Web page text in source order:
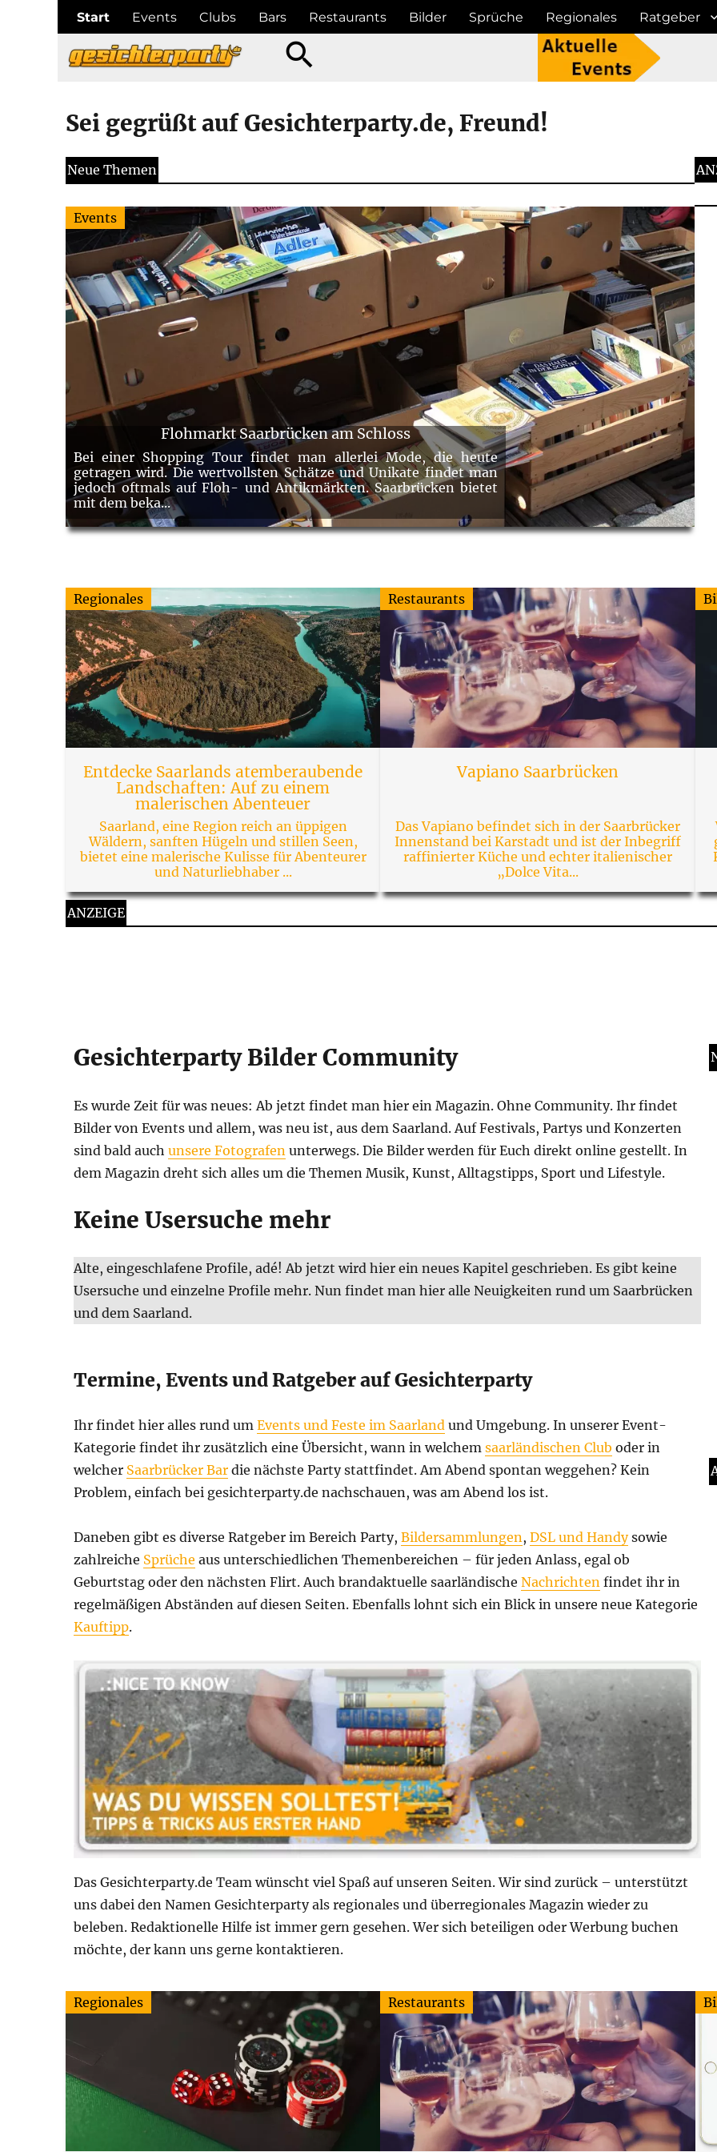
Start Events Clubs Bars Restaurants Bilder Sprüche Regionales Ratgeber
search
Sei gegrüßt auf Gesichterparty.de, Freund!
Neue Themen
Events
Flohmarkt Saarbrücken am Schloss
Bei einer Shopping Tour findet man allerlei Mode, die heute
getragen wird. Die wertvollsten Schätze und Unikate findet man
jedoch oftmals auf Floh- und Antikmärkten. Saarbrücken bietet
mit dem beka...
Regionales
Entdecke Saarlands atemberaubende
Landschaften: Auf zu einem
malerischen Abenteuer
Saarland, eine Region reich an üppigen
Wäldern, sanften Hügeln und stillen Seen,
bietet eine malerische Kulisse für Abenteurer
und Naturliebhaber ...
Restaurants
Vapiano Saarbrücken
Das Vapiano befindet sich in der Saarbrücker
Innenstand bei Karstadt und ist der Inbegriff
raffinierter Küche und echter italienischer
„Dolce Vita...
ANZEIGE
Gesichterparty Bilder Community
Es wurde Zeit für was neues: Ab jetzt findet man hier ein Magazin. Ohne Community. Ihr findet
Bilder von Events und allem, was neu ist, aus dem Saarland. Auf Festivals, Partys und Konzerten
sind bald auch unsere Fotografen unterwegs. Die Bilder werden für Euch direkt online gestellt. In
dem Magazin dreht sich alles um die Themen Musik, Kunst, Alltagstipps, Sport und Lifestyle.
Keine Usersuche mehr
Alte, eingeschlafene Profile, adé! Ab jetzt wird hier ein neues Kapitel geschrieben. Es gibt keine
Usersuche und einzelne Profile mehr. Nun findet man hier alle Neuigkeiten rund um Saarbrücken
und dem Saarland.
Termine, Events und Ratgeber auf Gesichterparty
Ihr findet hier alles rund um Events und Feste im Saarland und Umgebung. In unserer Event-
Kategorie findet ihr zusätzlich eine Übersicht, wann in welchem saarländischen Club oder in
welcher Saarbrücker Bar die nächste Party stattfindet. Am Abend spontan weggehen? Kein
Problem, einfach bei gesichterparty.de nachschauen, was am Abend los ist.
Daneben gibt es diverse Ratgeber im Bereich Party, Bildersammlungen , DSL und Handysowie
zahlreiche Sprüche aus unterschiedlichen Themenbereichen – für jeden Anlass, egal ob
Geburtstag oder den nächsten Flirt. Auch brandaktuelle saarländische Nachrichten findet ihr in
regelmäßigen Abständen auf diesen Seiten. Ebenfalls lohnt sich ein Blick in unsere neue Kategorie
Kauftipp.
Das Gesichterparty.de Team wünscht viel Spaß auf unseren Seiten. Wir sind zurück – unterstützt
uns dabei den Namen Gesichterparty als regionales und überregionales Magazin wieder zu
beleben. Redaktionelle Hilfe ist immer gern gesehen. Wer sich beteiligen oder Werbung buchen
möchte, der kann uns gerne kontaktieren.
Regionales Restaurants